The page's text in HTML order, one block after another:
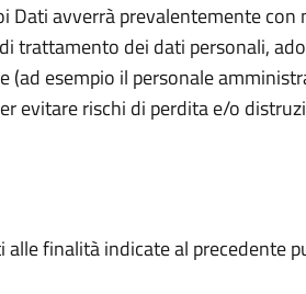
avverrà prevalentemente
trattamento dei dati personali,
esempio il personale
evitare rischi di perdita e/o
finalità indicate al precedente